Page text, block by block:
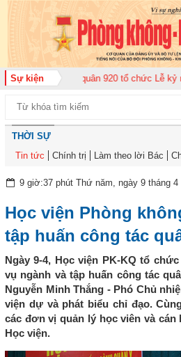
Sự kiện
đoàn Không quân 920 tổ chức Lễ kỷ
THỜI SỰ
Tin tức
Chính trị Làm theo lời Bác
9 giờ:37 phút Thứ năm, ngày 9 tháng 4
Học viện Phòng
tập huấn công tác
Ngày 9-4, Học viện PK-KQ tổ
vụ ngành và tập huấn công tác
Nguyễn Minh Thắng - Phó Chủ
viện dự và phát biểu chỉ đạo.
các đơn vị quản lý học viên và cán
Học viện.